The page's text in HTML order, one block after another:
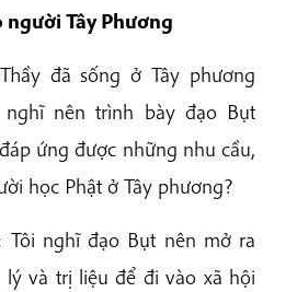
người Tây Phương
đã sống ở Tây phương
nghĩ nên trình bày đạo Bụt
ứng được những nhu cầu,
học Phật ở Tây phương?
Tôi nghĩ đạo Bụt nên mở ra
lý và trị liệu để đi vào xã hội